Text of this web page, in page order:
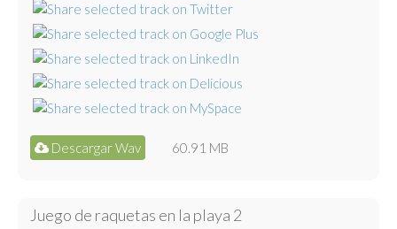
Descargar Wav 60.91 MB
Juego de raquetas en la playa 2